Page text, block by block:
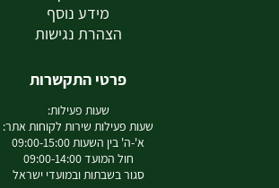
מידע נוסף
הצהרת נגישות
פרטי התקשרות
שעות פעילות:
שעות פעילות שירות לקוחות אתר:
א'-ה' בין השעות 09:00-15:00
חול המועד 09:00-14:00
סגור בשבתות ובמועדי ישראל